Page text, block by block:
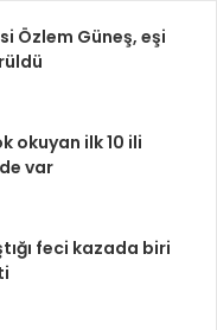
Özlem Güneş, eşi
okuyan ilk 10 ili
var
feci kazada biri